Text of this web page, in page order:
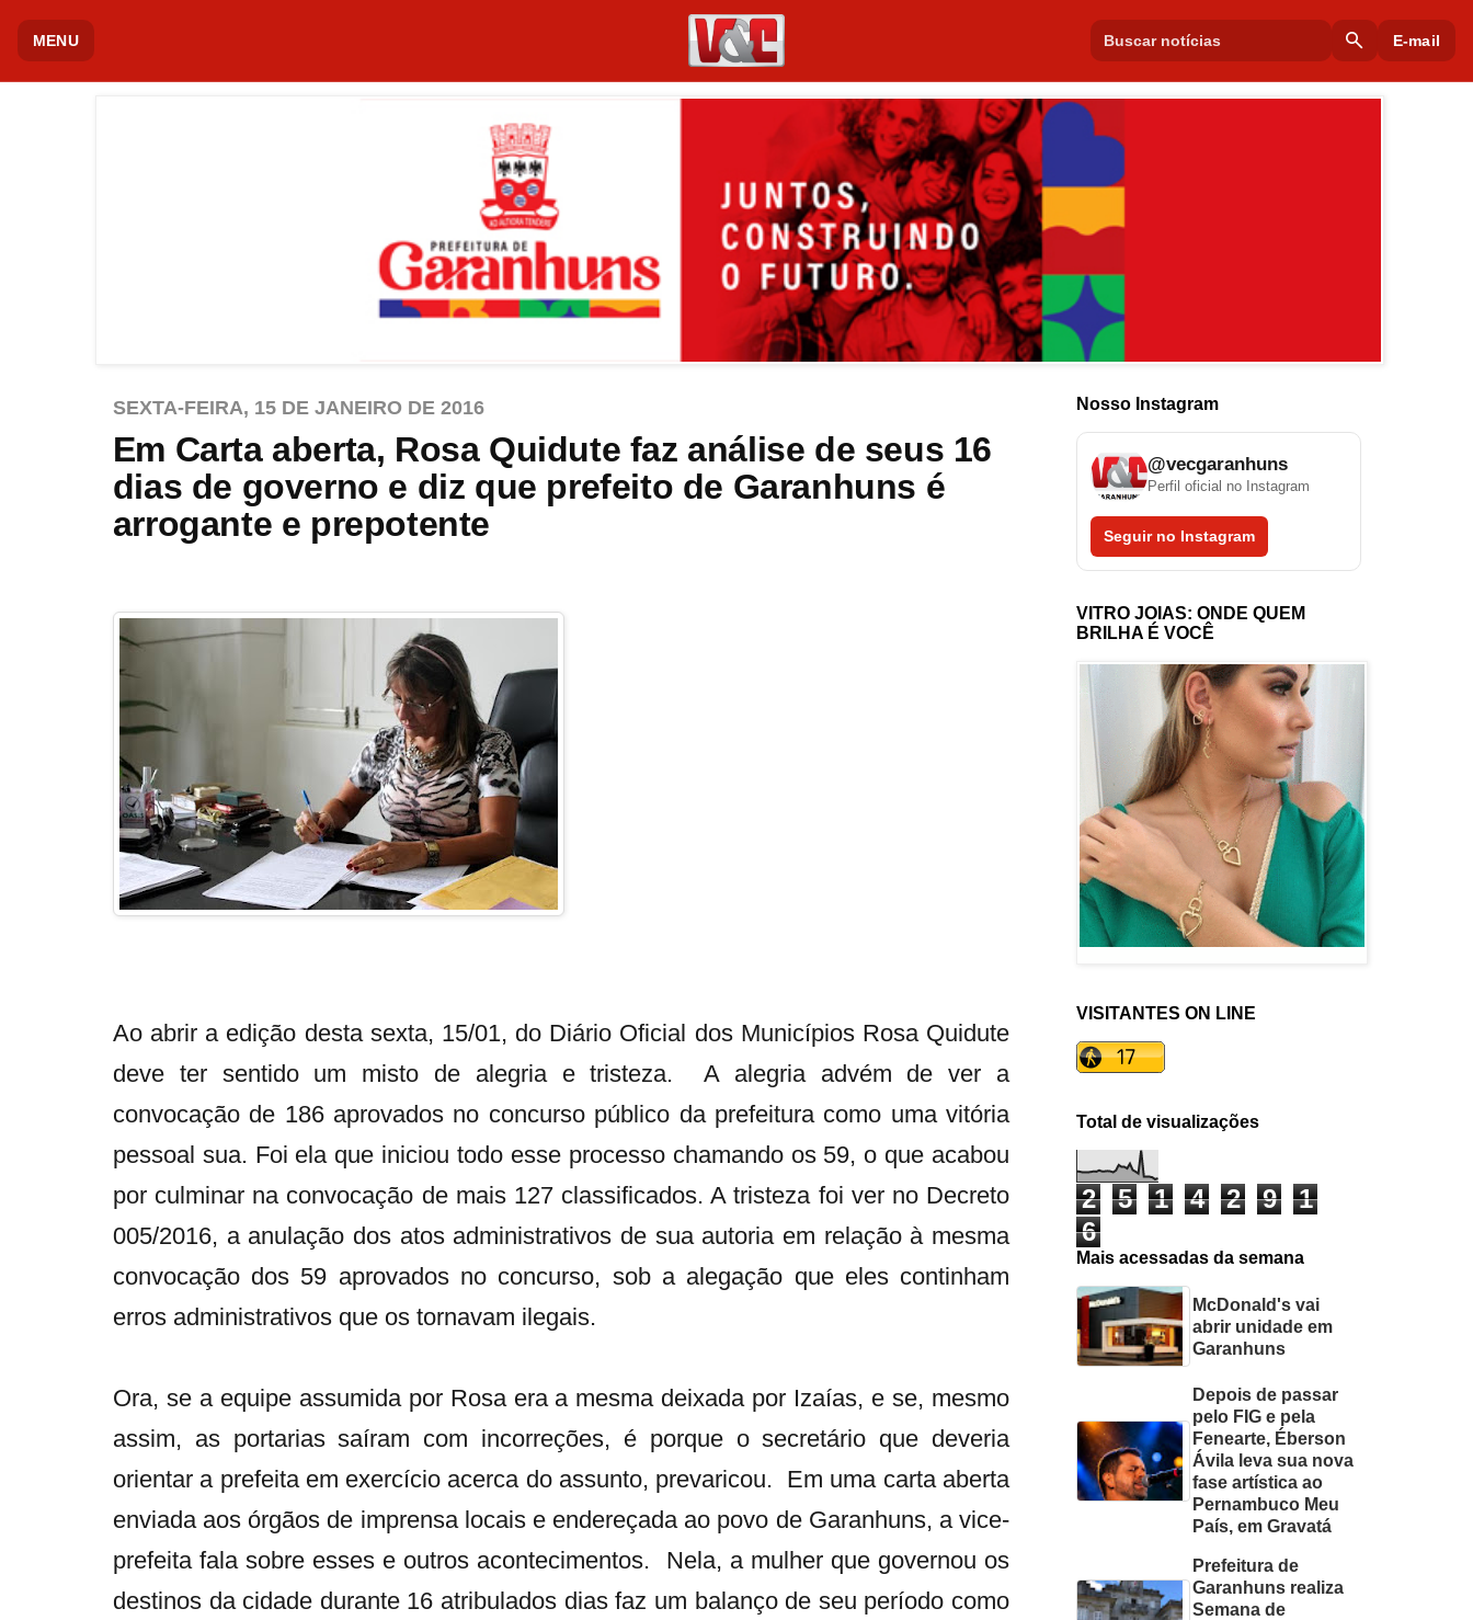
MENU search E-mail
SEXTA-FEIRA, 15 DE JANEIRO DE 2016
Em Carta aberta, Rosa Quidute faz análise de seus 16
dias de governo e diz que prefeito de Garanhuns é
arrogante e prepotente
Ao abrir a edição desta sexta, 15/01, do Diário Oficial dos Municípios Rosa Quidute
deve ter sentido um misto de alegria e tristeza. A alegria advém de ver a
convocação de 186 aprovados no concurso público da prefeitura como uma vitória
pessoal sua. Foi ela que iniciou todo esse processo chamando os 59, o que acabou
por culminar na convocação de mais 127 classificados. A tristeza foi ver no Decreto
005/2016, a anulação dos atos administrativos de sua autoria em relação à mesma
convocação dos 59 aprovados no concurso, sob a alegação que eles continham
erros administrativos que os tornavam ilegais.
Ora, se a equipe assumida por Rosa era a mesma deixada por Izaías, e se, mesmo
assim, as portarias saíram com incorreções, é porque o secretário que deveria
orientar a prefeita em exercício acerca do assunto, prevaricou. Em uma carta aberta
enviada aos órgãos de imprensa locais e endereçada ao povo de Garanhuns, a vice-
prefeita fala sobre esses e outros acontecimentos. Nela, a mulher que governou os
destinos da cidade durante 16 atribulados dias faz um balanço de seu período como
Nosso Instagram
@vecgaranhuns
Perfil oficial no Instagram
Seguir no Instagram
VITRO JOIAS: ONDE QUEM
BRILHA É VOCÊ
VISITANTES ON LINE
Total de visualizações
2 5 1 4 2 9
1
6
Mais acessadas da semana
McDonald's vai
abrir unidade em
Garanhuns
Depois de passar
pelo FIG e pela
Fenearte, Éberson
Ávila leva sua nova
fase artística ao
Pernambuco Meu
País, em Gravatá
Prefeitura de
Garanhuns realiza
Semana de